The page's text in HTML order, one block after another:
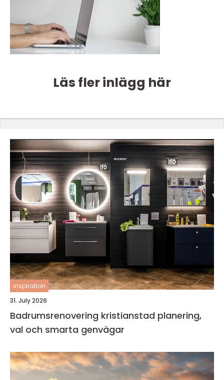
Läs fler inlägg här
inspiration
31. July 2026
Badrumsrenovering kristianstad planering,
val och smarta genvägar